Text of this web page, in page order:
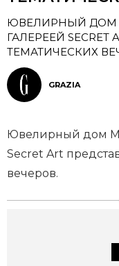
ЮВЕЛИРНЫЙ ДОМ
ГАЛЕРЕЕЙ
ТЕМАТИЧЕСКИХ
GRAZIA
Ювелирный дом
Secret Art
вечеров.